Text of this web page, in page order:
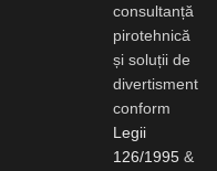
consultanță
pirotehnică
și soluții de
divertisment
conform
Legii
126/1995 &